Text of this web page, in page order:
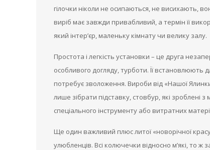
гілочки ніколи не осипаються, не висихають,
виріб має завжди привабливий, а термін її
який інтер’єр, маленьку кімнату чи велику залу.
Простота і легкість установки – це друга
особливого догляду, турботи. Її встановлюють
потребує зволоження. Вироби від «Нашої
лише зібрати підставку, стовбур, які зроблені
спеціального інструменту або витратних
Ще один важливий плюс литої «новорічної
улюбленців. Всі колючечки відносно м’які, то